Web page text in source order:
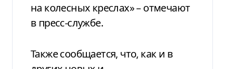
на колесных креслах» – отмечают
в пресс-службе.
Также сообщается, что, как и в